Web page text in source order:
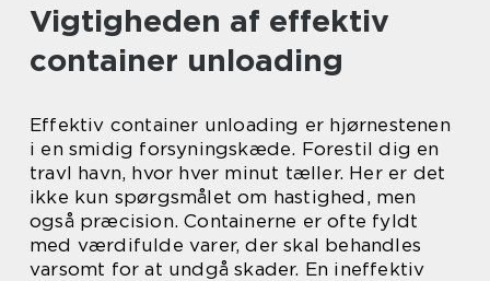
Vigtigheden af effektiv
container unloading
Effektiv container unloading er hjørnestenen
i en smidig forsyningskæde. Forestil dig en
travl havn, hvor hver minut tæller. Her er det
ikke kun spørgsmålet om hastighed, men
også præcision. Containerne er ofte fyldt
med værdifulde varer, der skal behandles
varsomt for at undgå skader. En ineffektiv